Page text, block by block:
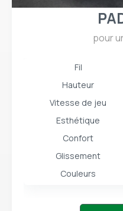
pour
Fil
Hauteur
Vitesse de jeu
Esthétique
Confort
Glissement
Couleurs